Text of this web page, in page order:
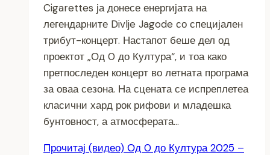
Cigarettes ја донесе енергијата на
легендарните Divlje Jagode со специјален
трибут-концерт. Настапот беше дел од
проектот „Од 0 до Култура“, и тоа како
претпоследен концерт во летната програма
за оваа сезона. На сцената се испреплетеа
класични хард рок рифови и младешка
бунтовност, а атмосферата…
Прочитај (видео) Од 0 до Култура 2025 –